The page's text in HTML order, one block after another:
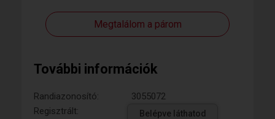
Megtalálom a párom
További információk
Randiazonosító:
3055072
Regisztrált:
Belépve láthatod